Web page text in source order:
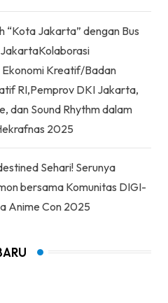
“Kota Jakarta” dengan Bus
Kreatif/Badan
RI,Pemprov DKI Jakarta,
dan Sound Rhythm dalam
2025
Sehari! Serunya
bersama Komunitas DIGI-
Anime Con 2025